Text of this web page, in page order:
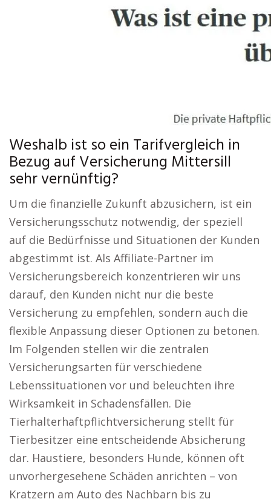
Weshalb ist so ein Tarifvergleich in
Bezug auf Versicherung Mittersill
sehr vernünftig?
Um die finanzielle Zukunft abzusichern, ist ein
Versicherungsschutz notwendig, der speziell
auf die Bedürfnisse und Situationen der Kunden
abgestimmt ist. Als Affiliate-Partner im
Versicherungsbereich konzentrieren wir uns
darauf, den Kunden nicht nur die beste
Versicherung zu empfehlen, sondern auch die
flexible Anpassung dieser Optionen zu betonen.
Im Folgenden stellen wir die zentralen
Versicherungsarten für verschiedene
Lebenssituationen vor und beleuchten ihre
Wirksamkeit in Schadensfällen. Die
Tierhalterhaftpflichtversicherung stellt für
Tierbesitzer eine entscheidende Absicherung
dar. Haustiere, besonders Hunde, können oft
unvorhergesehene Schäden anrichten – von
Kratzern am Auto des Nachbarn bis zu